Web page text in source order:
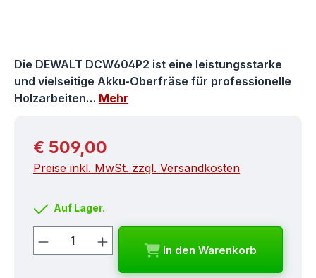
Die DEWALT DCW604P2 ist eine leistungsstarke
und vielseitige Akku-Oberfräse für professionelle
Holzarbeiten… Mehr
Regulärer Preis:
€ 509,00
Preise inkl. MwSt. zzgl. Versandkosten
Auf Lager.
Produkt Anzahl: Gib den
In den Warenkorb